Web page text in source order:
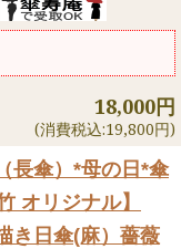
18,000円
(消費税込:19,800円)
長傘） *母の日*傘
オリジナル】
日傘(麻）薔薇